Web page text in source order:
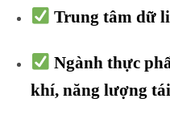
Trung tâm dữ
Ngành thực
khí, năng lượng